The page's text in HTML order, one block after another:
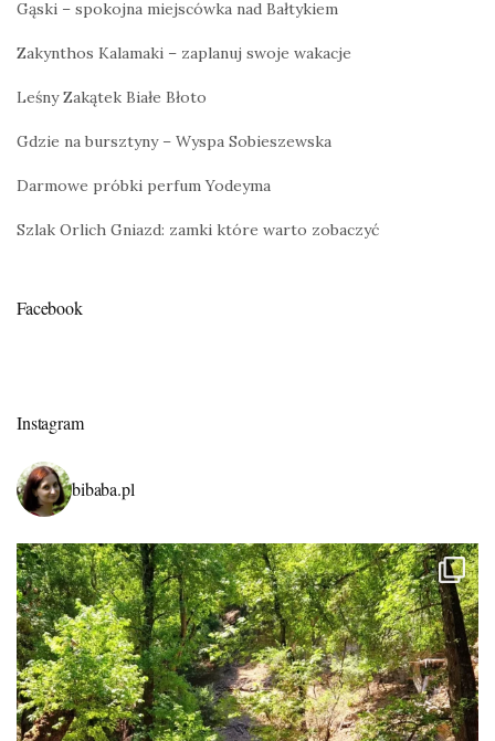
Gąski – spokojna miejscówka nad Bałtykiem
Zakynthos Kalamaki – zaplanuj swoje wakacje
Leśny Zakątek Białe Błoto
Gdzie na bursztyny – Wyspa Sobieszewska
Darmowe próbki perfum Yodeyma
Szlak Orlich Gniazd: zamki które warto zobaczyć
Facebook
Instagram
bibaba.pl